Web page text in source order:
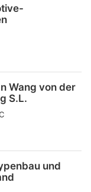
Wang von der
S.L.
und